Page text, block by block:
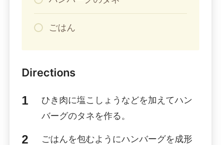
ごはん
Directions
ひき肉に塩こしょうなどを加えてハン
バーグのタネを作る。
ごはんを包むようにハンバーグを成形